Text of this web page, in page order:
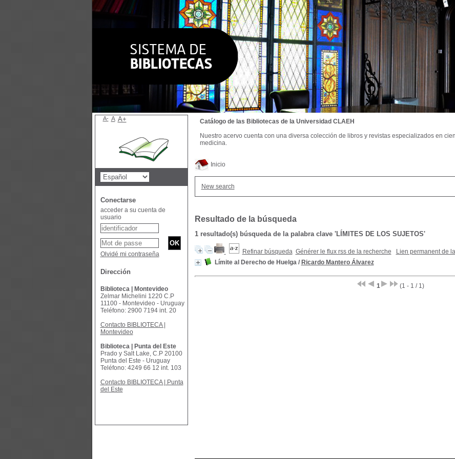
Inicio
New search
Resultado de la búsqueda
1 resultado(s) búsqueda de la palabra clave 'LÍMITES DE LOS SUJETOS'
Refinar búsqueda Générer le flux rss de la recherche Lien permanent de
Límite al Derecho de Huelga/ Ricardo Mantero Álvarez
1 (1 - 1 / 1)
Catálogo de las Bibliotecas de la Universidad CLAEH
Nuestro acervo cuenta con una diversa colección de libros y revistas especializados en
medicina.
A- A A+
Conectarse
acceder a su cuenta de
usuario
Olvidé mi contraseña
Dirección
Biblioteca | Montevideo
Zelmar Michelini 1220 C.P
11100 - Montevideo - Uruguay
Teléfono: 2900 7194 int. 20
Contacto BIBLIOTECA |
Montevideo
Biblioteca | Punta del Este
Prado y Salt Lake, C.P 20100
Punta del Este - Uruguay
Teléfono: 4249 66 12 int. 103
Contacto BIBLIOTECA | Punta
del Este